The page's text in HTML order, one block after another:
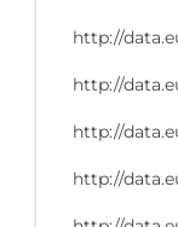
http://
http://
http://
http://